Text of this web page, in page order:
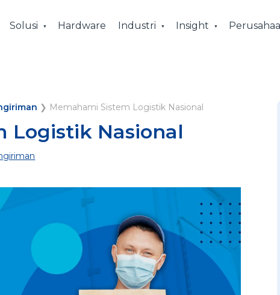
Solusi Hardware Industri Insight
❯ Memahami Sistem Logistik Nasional
Logistik Nasional